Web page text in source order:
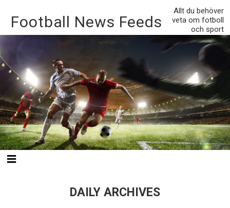
Football News Feeds
Allt du behöver
veta om fotboll
och sport
DAILY ARCHIVES